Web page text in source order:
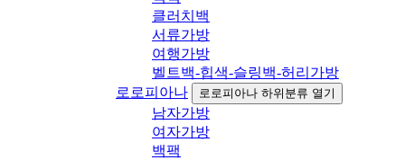
클러치백
서류가방
여행가방
벨트백-힙색-슬링백-허리가방
로로피아나
로로피아나 하위분류 열기
남자가방
여자가방
백팩